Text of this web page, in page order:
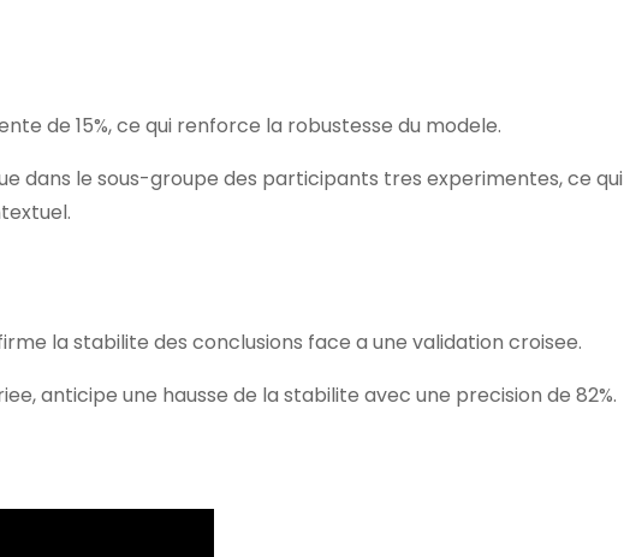
de 15%, ce qui renforce la robustesse du modele.
dans le sous-groupe des participants tres experimentes, ce qui
la stabilite des conclusions face a une validation croisee.
anticipe une hausse de la stabilite avec une precision de 82%.